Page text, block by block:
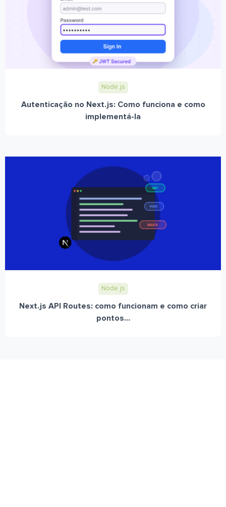
Node.js
Autenticação no Next.js: Como funciona e como
implementá-la
Node.js
Next.js API Routes: como funcionam e como criar
pontos...